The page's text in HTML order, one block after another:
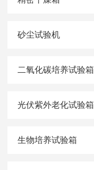
砂尘试验机
二氧化碳培养试验箱
光伏紫外老化试验箱
生物培养试验箱